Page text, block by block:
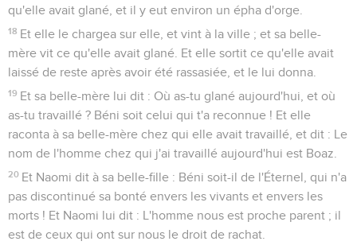
qu'elle avait glané, et il y eut environ un épha d'orge.
18 Et elle le chargea sur elle, et vint à la ville ; et sa belle-
mère vit ce qu'elle avait glané. Et elle sortit ce qu'elle avait
laissé de reste après avoir été rassasiée, et le lui donna.
19 Et sa belle-mère lui dit : Où as-tu glané aujourd'hui, et où
as-tu travaillé ? Béni soit celui qui t'a reconnue ! Et elle
raconta à sa belle-mère chez qui elle avait travaillé, et dit : Le
nom de l'homme chez qui j'ai travaillé aujourd'hui est Boaz.
20 Et Naomi dit à sa belle-fille : Béni soit-il de l'Éternel, qui n'a
pas discontinué sa bonté envers les vivants et envers les
morts ! Et Naomi lui dit : L'homme nous est proche parent ; il
est de ceux qui ont sur nous le droit de rachat.